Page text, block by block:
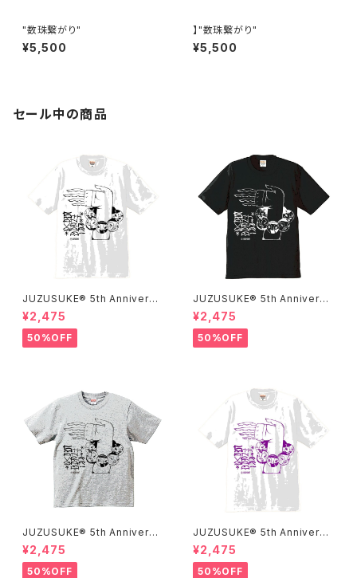
"数珠繋がり"
¥5,500
】"数珠繋がり"
¥5,500
セール中の商品
JUZUSUKE® 5th Anniversa
ry Tee
¥2,475
50%OFF
JUZUSUKE® 5th Anniversa
ry Tee
¥2,475
50%OFF
JUZUSUKE® 5th Anniversa
ry Tee
¥2,475
50%OFF
JUZUSUKE® 5th Anniversa
ry Tee
¥2,475
50%OFF